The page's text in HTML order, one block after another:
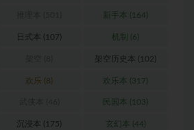
新手本 (164)
日式本 (107) 机制 (6)
架空历史本 (102)
欢乐 (8) 欢乐本 (317)
民国本 (103)
沉浸本 (175) 玄幻本 (44)